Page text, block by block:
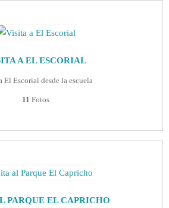
A EL ESCORIAL
El Escorial desde la escuela
11 Fotos
PARQUE EL CAPRICHO